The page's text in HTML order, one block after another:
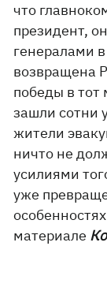
что
президент,
генералами
возвращена
победы в тот
зашли сотни
жители
ничто не
усилиями
уже
материале